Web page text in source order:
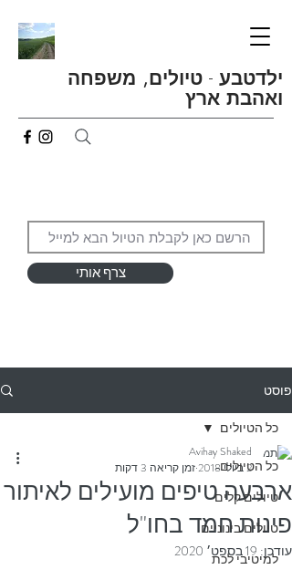
ילדטבע - טיולים, משפחה
ואהבת ארץ
צרף אותי
פוסט
כל הטיולים
טיולים קלים
טיולים בינוניים
למיטיבי לכת
כל הטיולים
ארבעה טיפים מועילים לאיתור
פינות חמד בחו"ל
Avihay Shaked
2 ביולי 2018
זמן קריאה 3 דקות
עודכן: 19 בספט׳ 2020